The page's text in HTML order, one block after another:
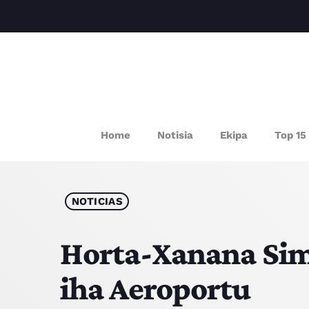
Home Notisia Ekipa Top 15
NOTICIAS
Horta-Xanana
iha Aeroportu